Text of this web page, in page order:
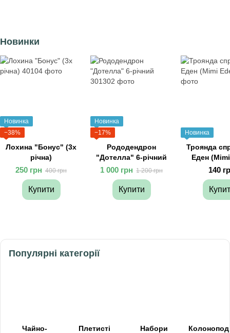
Новинки
Новинка
−38%
Лохина "Бонус" (3х
річна)
250 грн 400 грн
Купити
Новинка
−17%
Рододендрон
"Дотелла" 6-річний
1 000 грн 1 200 грн
Купити
Новинка
Троянда
Еден
140
Популярні категорії
Чайно-
Плетисті
Набори